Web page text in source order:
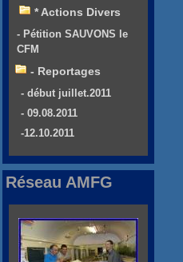
* Actions Divers
- Pétition SAUVONS le
CFM
- Reportages
- début juillet.2011
- 09.08.2011
-12.10.2011
Réseau AMFG